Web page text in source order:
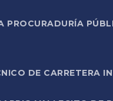
PROCURADURÍA
DE CARRETERA